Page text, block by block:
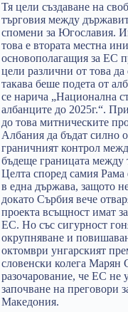
Тя цели създаване на
търговия между
спомени за Югославия.
това е втората местна
основополагащия за ЕС
цели различни от това
такава беше подета от
се нарича „Национална
албанците до 2025г.“.
до това митническите
Албания да бъдат силно
граничният контрол
бъдеще границата между
Целта според самия Рама
в една държава, защото
докато Сърбия вече
проекта всъщност имат
ЕС. Но със сигурност
окрупняване и
октомври унгарският
словенски колега Марян
разочарование, че ЕС не
започване на преговори
Македония.